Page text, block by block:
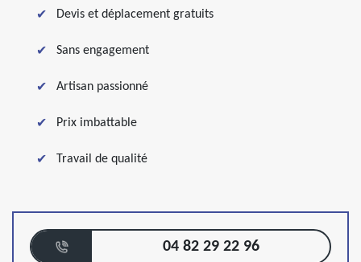
Devis et déplacement gratuits
Sans engagement
Artisan passionné
Prix imbattable
Travail de qualité
04 82 29 22 96